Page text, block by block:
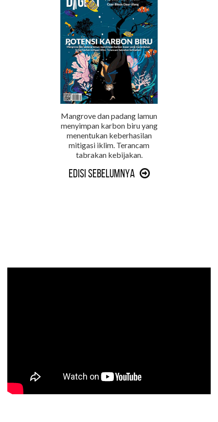
Mangrove dan padang lamun
menyimpan karbon biru yang
menentukan keberhasilan
mitigasi iklim. Terancam
tabrakan kebijakan.
Edisi Sebelumnya